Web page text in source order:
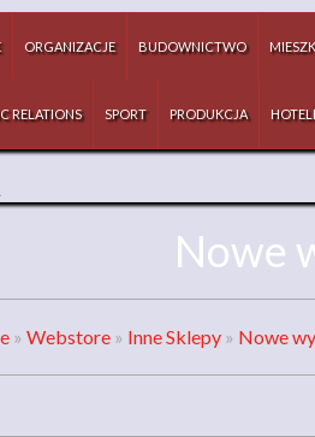
ORGANIZACJE BUDOWNICTWO
RELATIONS SPORT PRODUKCJA
Nowe
» Webstore » Inne Sklepy » Nowe